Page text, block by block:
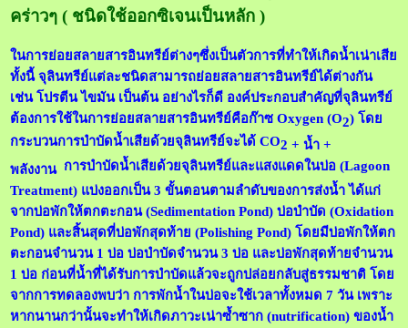
คร่าวๆ ( ชนิดใช้ออกซิเจนเป็นหลัก )
ในการย่อยสลายสารอินทรีย์ต่างๆซึ่งเป็นตัวการที่ทำให้เกิดน้ำเน่าเสีย
ทั้งนี้ จุลินทรีย์แต่ละชนิดสามารถย่อยสลายสารอินทรีย์ได้ต่างกัน
เช่น โปรตีน ไขมัน เป็นต้น อย่างไรก็ดี องค์ประกอบสำคัญที่จุลินทรีย์
ต้องการใช้ในการย่อยสลายสารอินทรีย์คือก๊าซ Oxygen (O2)โดย
กระบวนการบำบัดน้ำเสียด้วยจุลินทรีย์จะได้ CO2 + น้ำ +
พลังงาน การบำบัดน้ำเสียด้วยจุลินทรีย์และแสงแดดในบ่อ (Lagoon
Treatment) แบ่งออกเป็น 3 ขั้นตอนตามลำดับของการส่งน้ำ ได้แก่
จากบ่อพักให้ตกตะกอน(Sedimentation Pond)บ่อบำบัด (Oxidation
Pond) และสิ้นสุดที่บ่อพักสุดท้าย (Polishing Pond)โดยมีบ่อพักให้ตก
ตะกอนจำนวน 1 บ่อ บ่อบำบัดจำนวน 3 บ่อ และบ่อพักสุดท้ายจำนวน
1 บ่อ ก่อนที่น้ำที่ได้รับการบำบัดแล้วจะถูกปล่อยกลับสู่ธรรมชาติ โดย
จากการทดลองพบว่า การพักน้ำในบ่อจะใช้เวลาทั้งหมด 7 วัน เพราะ
หากนานกว่านั้นจะทำให้เกิดภาวะเน่าซ้ำซาก (nutrification)ของน้ำ